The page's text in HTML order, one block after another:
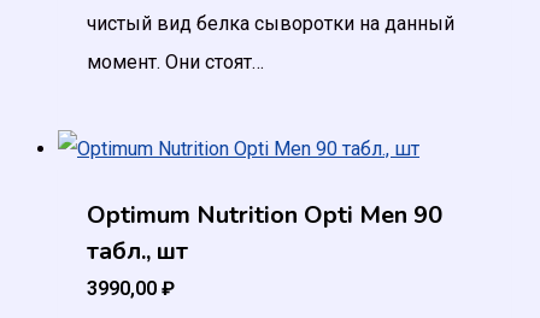
чистый вид белка сыворотки на данный
момент. Они стоят…
Optimum Nutrition Opti Men 90
табл., шт
3990,00 ₽